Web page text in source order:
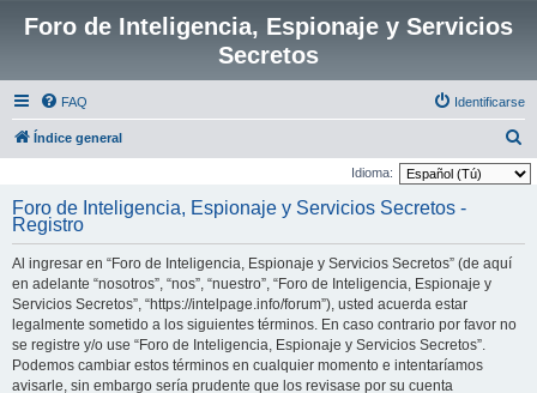
Foro de Inteligencia, Espionaje y Servicios
Secretos
FAQ Identificarse
Índice general
u
Idioma:
Foro de Inteligencia, Espionaje y Servicios Secretos -
Registro
Al ingresar en “Foro de Inteligencia, Espionaje y Servicios Secretos” (de aquí
en adelante “nosotros”, “nos”, “nuestro”, “Foro de Inteligencia, Espionaje y
Servicios Secretos”, “https://intelpage.info/forum”), usted acuerda estar
legalmente sometido a los siguientes términos. En caso contrario por favor no
se registre y/o use “Foro de Inteligencia, Espionaje y Servicios Secretos”.
Podemos cambiar estos términos en cualquier momento e intentaríamos
avisarle, sin embargo sería prudente que los revisase por su cuenta